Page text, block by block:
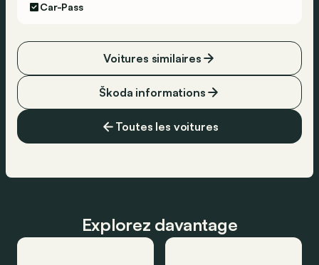
Car-Pass
Toutes les voitures
Škoda informations
Voitures similaires
Explorez davantage